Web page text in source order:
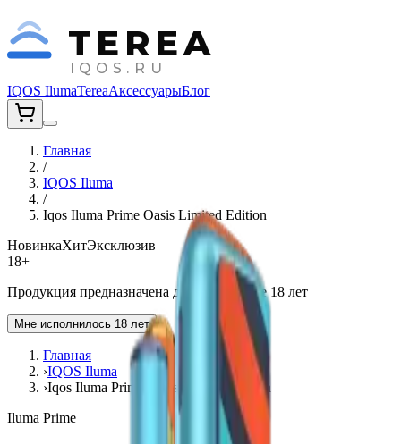
TEREA
IQOS.RU
IQOS IlumaTereaАксессуарыБлог
Главная
/
IQOS Iluma
/
Iqos Iluma Prime Oasis Limited Edition
НовинкаХитЭксклюзив
18+
Продукция предназначена для лиц старше 18 лет
Мне исполнилось 18 лет
Главная
›IQOS Iluma
›Iqos Iluma Prime Oasis Limited Edition
Iluma Prime